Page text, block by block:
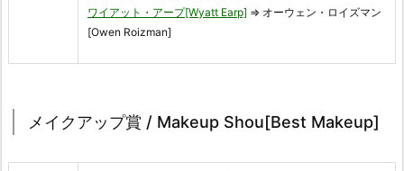
ワイアット・アープ[Wyatt Earp] ⇒ オーウェン・ロイズマン
[Owen Roizman]
メイクアップ賞 / Makeup Shou[Best Makeup]